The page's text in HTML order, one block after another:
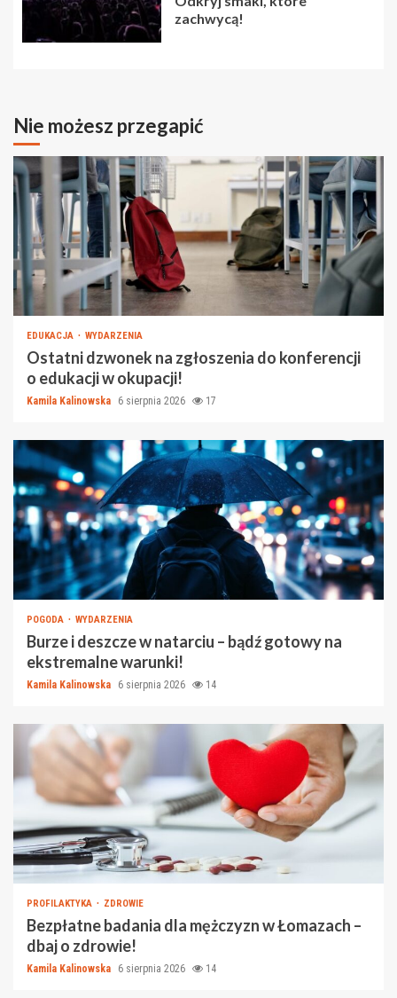
zachwycą!
Nie możesz przegapić
EDUKACJA WYDARZENIA
Ostatni dzwonek na zgłoszenia do konferencji
o edukacji w okupacji!
Kamila Kalinowska 6 sierpnia 2026 17
POGODA WYDARZENIA
Burze i deszcze w natarciu – bądź gotowy na
ekstremalne warunki!
Kamila Kalinowska 6 sierpnia 2026 14
PROFILAKTYKA ZDROWIE
Bezpłatne badania dla mężczyzn w Łomazach –
dbaj o zdrowie!
Kamila Kalinowska 6 sierpnia 2026 14